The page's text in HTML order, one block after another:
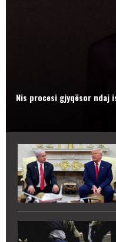
Nis procesi gjyqësor ndaj